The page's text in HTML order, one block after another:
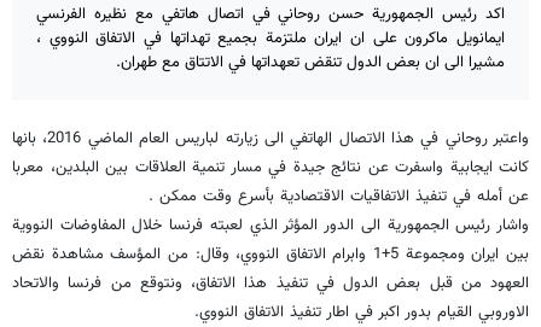
اكد رئيس الجمهورية حسن روحاني في اتصال هاتفي مع نظيره الفرنسي
ايمانويل ماكرون على ان ايران ملتزمة بجميع تهداتها في الاتفاق النووي ،
مشيرا الى ان بعض الدول تنقض تعهداتها في الاتتاق مع طهران.
واعتبر روحاني في هذا الاتصال الهاتفي الى زيارته لباريس العام الماضي 2016، بانها
كانت ايجابية واسفرت عن نتائج جيدة في مسار تنمية العلاقات بين البلدين، معربا
عن أمله في تنفيذ الاتفاقيات الاقتصادية بأسرع وقت ممكن .
واشار رئيس الجمهورية الى الدور المؤثر الذي لعبته فرنسا خلال المفاوضات النووية
بين ايران ومجموعة 5+1 وابرام الاتفاق النووي، وقال: من المؤسف مشاهدة نقض
العهود من قبل بعض الدول في تنفيذ هذا الاتفاق، ونتوقع من فرنسا والاتحاد
الاوروبي القيام بدور اكبر في اطار تنفيذ الاتفاق النووي.